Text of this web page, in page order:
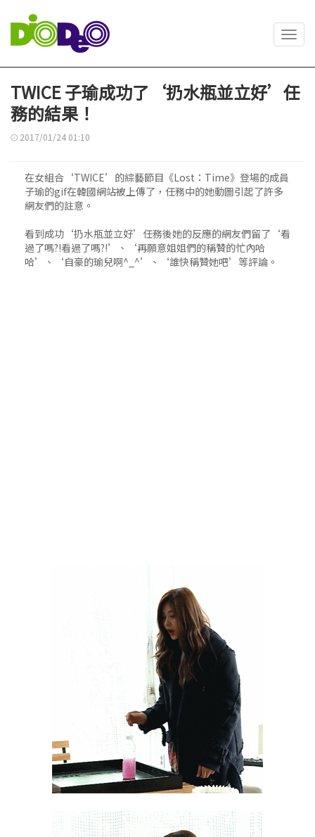
TWICE 子瑜成功了‘扔水瓶並立好’任
務的結果！
2017/01/24 01:10
在女組合‘TWICE’的綜藝節目《Lost：Time》登場的成員
子瑜的gif在韓國網站被上傳了，任務中的她動圖引起了許多
網友們的註意。
看到成功‘扔水瓶並立好’任務後她的反應的網友們留了‘看
過了嗎?!看過了嗎?!’、‘再願意姐姐們的稱贊的忙內哈
哈’、‘自豪的瑜兒啊^_^’、‘誰快稱贊她吧’等評論。